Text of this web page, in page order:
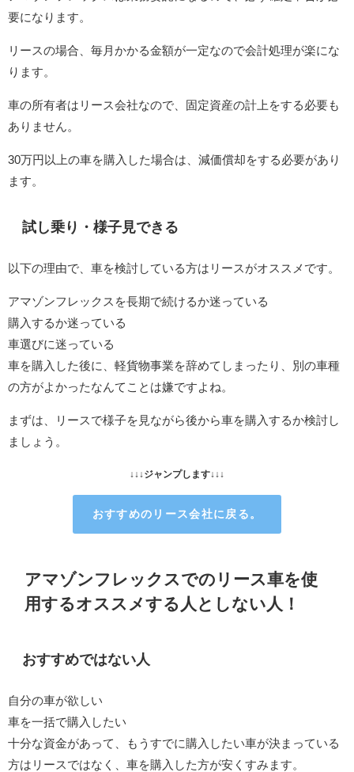
要になります。
リースの場合、毎月かかる金額が一定なので会計処理が楽にな
ります。
車の所有者はリース会社なので、固定資産の計上をする必要も
ありません。
30万円以上の車を購入した場合は、減価償却をする必要があり
ます。
試し乗り・様子見できる
以下の理由で、車を検討している方はリースがオススメです。
アマゾンフレックスを長期で続けるか迷っている
購入するか迷っている
車選びに迷っている
車を購入した後に、軽貨物事業を辞めてしまったり、別の車種
の方がよかったなんてことは嫌ですよね。
まずは、リースで様子を見ながら後から車を購入するか検討し
ましょう。
↓↓↓ジャンプします↓↓↓
おすすめのリース会社に戻る。
アマゾンフレックスでのリース車を使
用するオススメする人としない人！
おすすめではない人
自分の車が欲しい
車を一括で購入したい
十分な資金があって、もうすでに購入したい車が決まっている
方はリースではなく、車を購入した方が安くすみます。